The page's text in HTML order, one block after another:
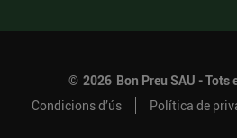
© 2026 Bon Preu SAU - Tots
Condicions d’ús
Política de